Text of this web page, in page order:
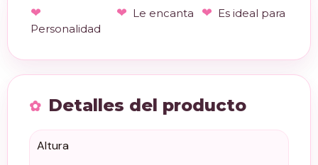
Personalidad
Le encanta Es ideal para
Detalles del producto
Altura